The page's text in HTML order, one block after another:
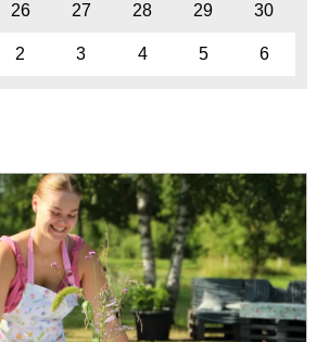
26 27 28 29 30
2 3 4 5 6